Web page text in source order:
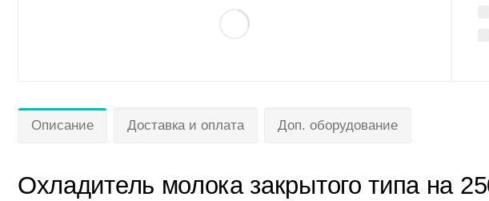
Описание Доставка и оплата Доп. оборудование
Охладитель молока закрытого типа на